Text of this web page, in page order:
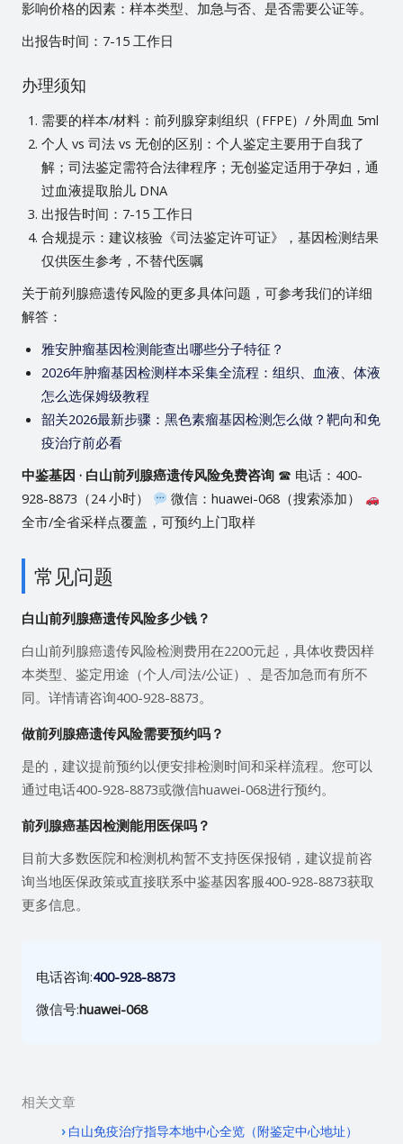
影响价格的因素：样本类型、加急与否、是否需要公证等。
出报告时间：7-15 工作日
办理须知
需要的样本/材料：前列腺穿刺组织（FFPE）/ 外周血 5ml
个人 vs 司法 vs 无创的区别：个人鉴定主要用于自我了
解；司法鉴定需符合法律程序；无创鉴定适用于孕妇，通
过血液提取胎儿 DNA
出报告时间：7-15 工作日
合规提示：建议核验《司法鉴定许可证》，基因检测结果
仅供医生参考，不替代医嘱
关于前列腺癌遗传风险的更多具体问题，可参考我们的详细
解答：
雅安肿瘤基因检测能查出哪些分子特征？
2026年肿瘤基因检测样本采集全流程：组织、血液、体液
怎么选保姆级教程
韶关2026最新步骤：黑色素瘤基因检测怎么做？靶向和免
疫治疗前必看
中鉴基因 · 白山前列腺癌遗传风险免费咨询☎ 电话：400-
928-8873（24 小时）
微信：huawei-068（搜索添加）
全市/全省采样点覆盖，可预约上门取样
常见问题
白山前列腺癌遗传风险多少钱？
白山前列腺癌遗传风险检测费用在2200元起，具体收费因样
本类型、鉴定用途（个人/司法/公证）、是否加急而有所不
同。详情请咨询400-928-8873。
做前列腺癌遗传风险需要预约吗？
是的，建议提前预约以便安排检测时间和采样流程。您可以
通过电话400-928-8873或微信huawei-068进行预约。
前列腺癌基因检测能用医保吗？
目前大多数医院和检测机构暂不支持医保报销，建议提前咨
询当地医保政策或直接联系中鉴基因客服400-928-8873获取
更多信息。
电话咨询:400-928-8873
微信号:huawei-068
相关文章
白山免疫治疗指导本地中心全览（附鉴定中心地址）